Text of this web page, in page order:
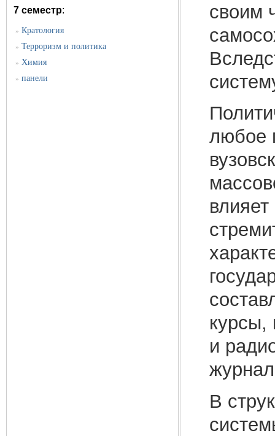
7 семестр:
» Кратология
» Терроризм и политика
» Химия
» панели
своим
любое
курсы,
и
В